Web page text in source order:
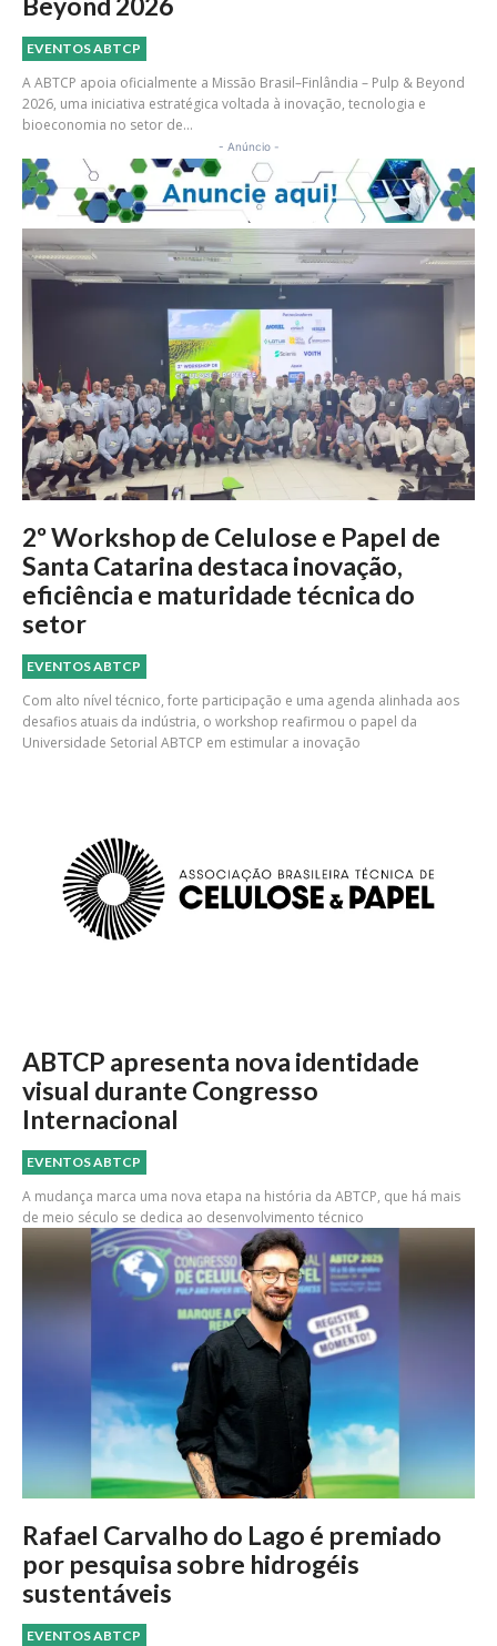
EVENTOS ABTCP
A ABTCP apoia oficialmente a Missão Brasil–Finlândia – Pulp & Beyond
2026, uma iniciativa estratégica voltada à inovação, tecnologia e
bioeconomia no setor de...
- Anúncio -
2º Workshop de Celulose e Papel de
Santa Catarina destaca inovação,
eficiência e maturidade técnica do
setor
EVENTOS ABTCP
Com alto nível técnico, forte participação e uma agenda alinhada aos
desafios atuais da indústria, o workshop reafirmou o papel da
Universidade Setorial ABTCP em estimular a inovação
ABTCP apresenta nova identidade
visual durante Congresso
Internacional
EVENTOS ABTCP
A mudança marca uma nova etapa na história da ABTCP, que há mais
de meio século se dedica ao desenvolvimento técnico
Rafael Carvalho do Lago é premiado
por pesquisa sobre hidrogéis
sustentáveis
EVENTOS ABTCP